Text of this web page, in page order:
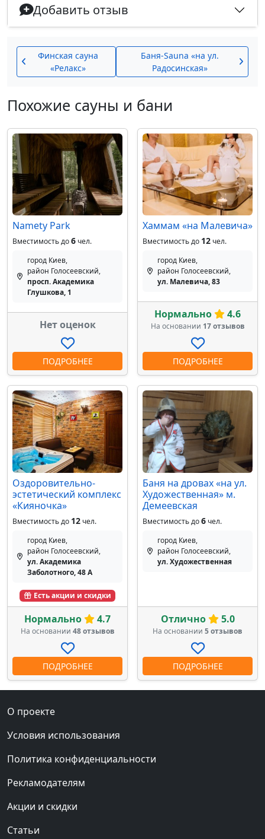
Добавить отзыв
Финская сауна
«Релакс»
Баня-Sauna «на ул.
Радосинская»
Похожие сауны и бани
Namety Park
Вместимость до6чел.
город Киев,
район Голосеевский,
просп. Академика
Глушкова, 1
Нет оценок
ПОДРОБНЕЕ
Хаммам «на Малевича»
Вместимость до 12чел.
город Киев,
район Голосеевский,
ул. Малевича, 83
Нормально 4.6
На основании 17 отзывов
ПОДРОБНЕЕ
Оздоровительно-
эстетический комплекс
«Кияночка»
Вместимость до 12чел.
город Киев,
район Голосеевский,
ул. Академика
Заболотного, 48 А
Есть акции и скидки
Нормально 4.7
На основании 48 отзывов
ПОДРОБНЕЕ
Баня на дровах «на ул.
Художественная» м.
Демеевская
Вместимость до6чел.
город Киев,
район Голосеевский,
ул. Художественная
Отлично 5.0
На основании 5 отзывов
ПОДРОБНЕЕ
О проекте
Условия использования
Политика конфиденциальности
Рекламодателям
Акции и скидки
Статьи